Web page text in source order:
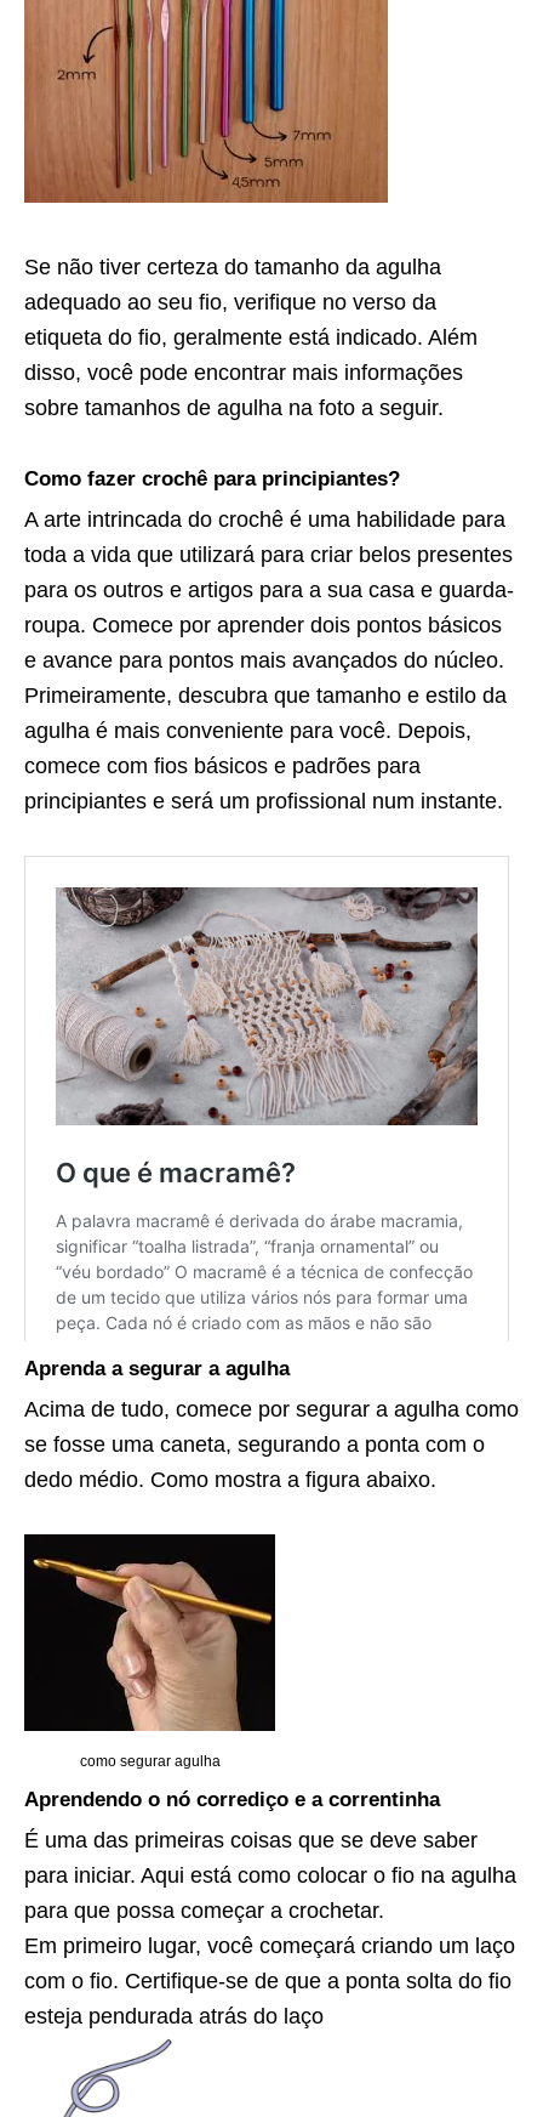
Se não tiver certeza do tamanho da agulha
adequado ao seu fio, verifique no verso da
etiqueta do fio, geralmente está indicado. Além
disso, você pode encontrar mais informações
sobre tamanhos de agulha na foto a seguir.
Como fazer crochê para principiantes?
A arte intrincada do crochê é uma habilidade para
toda a vida que utilizará para criar belos presentes
para os outros e artigos para a sua casa e guarda-
roupa. Comece por aprender dois pontos básicos
e avance para pontos mais avançados do núcleo.
Primeiramente, descubra que tamanho e estilo da
agulha é mais conveniente para você. Depois,
comece com fios básicos e padrões para
principiantes e será um profissional num instante.
Aprenda a segurar a agulha
Acima de tudo, comece por segurar a agulha como
se fosse uma caneta, segurando a ponta com o
dedo médio. Como mostra a figura abaixo.
como segurar agulha
Aprendendo o nó corrediço e a correntinha
É uma das primeiras coisas que se deve saber
para iniciar. Aqui está como colocar o fio na agulha
para que possa começar a crochetar.
Em primeiro lugar, você começará criando um laço
com o fio. Certifique-se de que a ponta solta do fio
esteja pendurada atrás do laço